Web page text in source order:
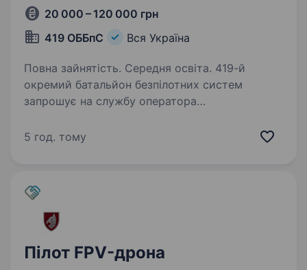
20 000 – 120 000 грн
419 ОББпС
Вся Україна
Повна зайнятість. Середня освіта. 419-й
окремий батальйон безпілотних систем
запрошує на службу оператора
складними безпілотними комплексами,
5 год. тому
Пілот FPV-дрона